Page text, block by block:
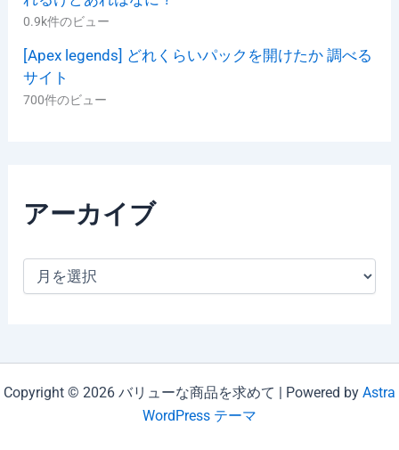
0.9k件のビュー
[Apex legends] どれくらいパックを開けたか 調べる
サイト
700件のビュー
アーカイブ
Copyright © 2026 バリューな商品を求めて | Powered by Astra
WordPress テーマ